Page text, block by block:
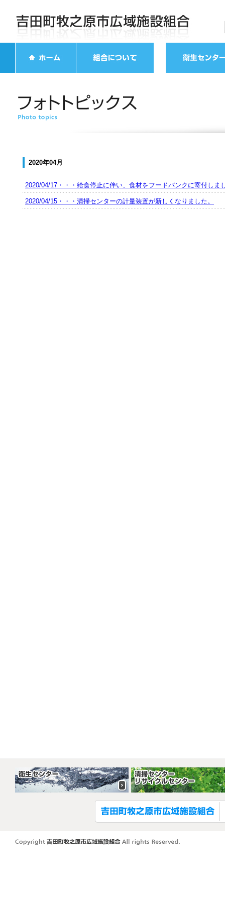
2020年04月
2020/04/17・・・給食停止に伴い、食材をフードバンクに寄付しま
2020/04/15・・・清掃センターの計量装置が新しくなりました。